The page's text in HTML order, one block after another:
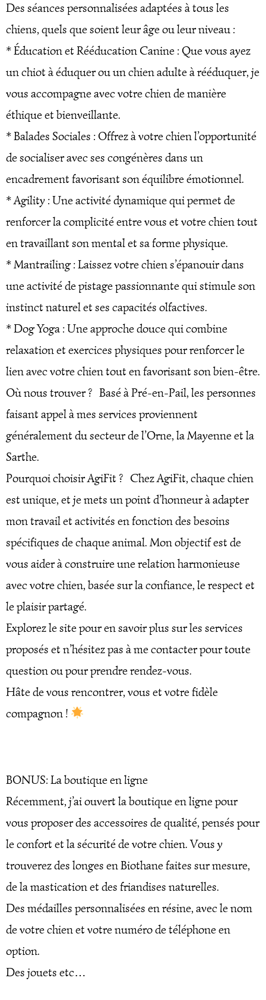
Des séances personnalisées adaptées à tous les
chiens, quels que soient leur âge ou leur niveau :
* Éducation et Rééducation Canine : Que vous ayez
un chiot à éduquer ou un chien adulte à rééduquer, je
vous accompagne avec votre chien de manière
éthique et bienveillante.
* Balades Sociales : Offrez à votre chien l’opportunité
de socialiser avec ses congénères dans un
encadrement favorisant son équilibre émotionnel.
* Agility : Une activité dynamique qui permet de
renforcer la complicité entre vous et votre chien tout
en travaillant son mental et sa forme physique.
* Mantrailing : Laissez votre chien s’épanouir dans
une activité de pistage passionnante qui stimule son
instinct naturel et ses capacités olfactives.
* Dog Yoga : Une approche douce qui combine
relaxation et exercices physiques pour renforcer le
lien avec votre chien tout en favorisant son bien-être.
Où nous trouver ? Basé à Pré-en-Pail, les personnes
faisant appel à mes services proviennent
généralement du secteur de l’Orne, la Mayenne et la
Sarthe.
Pourquoi choisir AgiFit ? Chez AgiFit, chaque chien
est unique, et je mets un point d’honneur à adapter
mon travail et activités en fonction des besoins
spécifiques de chaque animal. Mon objectif est de
vous aider à construire une relation harmonieuse
avec votre chien, basée sur la confiance, le respect et
le plaisir partagé.
Explorez le site pour en savoir plus sur les services
proposés et n’hésitez pas à me contacter pour toute
question ou pour prendre rendez-vous.
Hâte de vous rencontrer, vous et votre fidèle
compagnon !
BONUS: La boutique en ligne
Récemment, j’ai ouvert la boutique en ligne pour
vous proposer des accessoires de qualité, pensés pour
le confort et la sécurité de votre chien. Vous y
trouverez des longes en Biothane faites sur mesure,
de la mastication et des friandises naturelles.
Des médailles personnalisées en résine, avec le nom
de votre chien et votre numéro de téléphone en
option.
Des jouets etc…